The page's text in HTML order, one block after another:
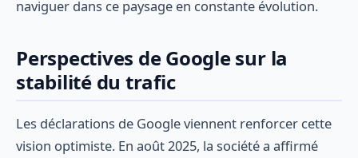
naviguer dans ce paysage en constante évolution.
Perspectives de Google sur la
stabilité du trafic
Les déclarations de Google viennent renforcer cette
vision optimiste. En août 2025, la société a affirmé